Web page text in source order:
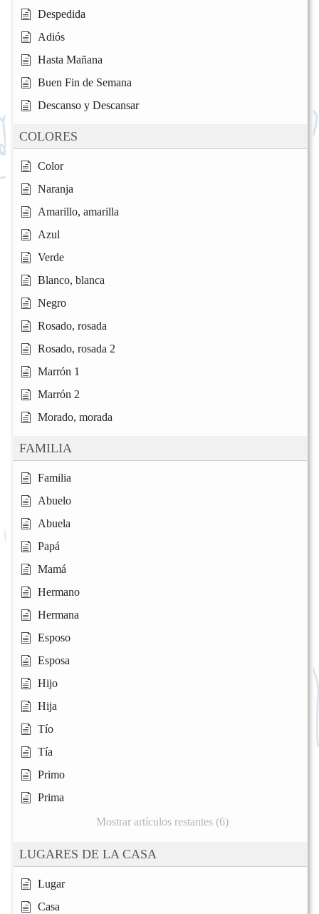
Despedida
Adiós
Hasta Mañana
Buen Fin de Semana
Descanso y Descansar
COLORES
Color
Naranja
Amarillo, amarilla
Azul
Verde
Blanco, blanca
Negro
Rosado, rosada
Rosado, rosada 2
Marrón 1
Marrón 2
Morado, morada
FAMILIA
Familia
Abuelo
Abuela
Papá
Mamá
Hermano
Hermana
Esposo
Esposa
Hijo
Hija
Tío
Tía
Primo
Prima
Mostrar artículos restantes (6)
LUGARES DE LA CASA
Lugar
Casa